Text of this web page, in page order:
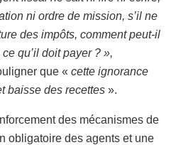
ni ordre de mission, s’il ne
des impôts, comment peut-il
qu’il doit payer ? »,
que « cette ignorance
baisse des recettes ».
des mécanismes de
obligatoire des agents et une